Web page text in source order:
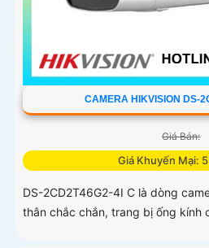
CAMERA HIKVISION DS-
Giá Bán:
Giá Khuyến Mại:
DS-2CD2T46G2-4I C là dòng
thân chắc chắn, trang bị ống kính